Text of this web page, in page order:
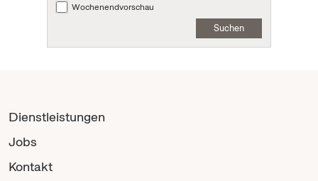
Wochenendvorschau
Suchen
Dienstleistungen
Jobs
Kontakt